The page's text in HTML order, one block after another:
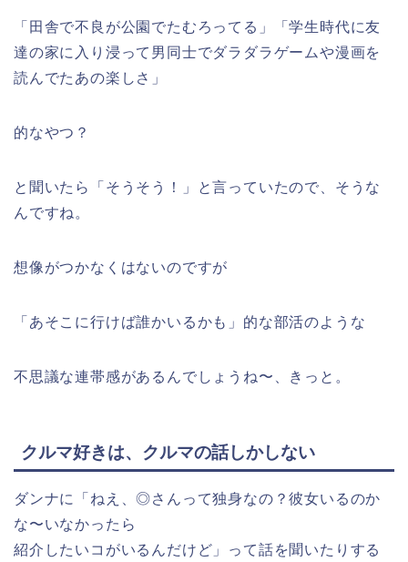
「田舎で不良が公園でたむろってる」「学生時代に友
達の家に入り浸って男同士でダラダラゲームや漫画を
読んでたあの楽しさ」
的なやつ？
と聞いたら「そうそう！」と言っていたので、そうな
んですね。
想像がつかなくはないのですが
「あそこに行けば誰かいるかも」的な部活のような
不思議な連帯感があるんでしょうね〜、きっと。
クルマ好きは、クルマの話しかしない
ダンナに「ねえ、◎さんって独身なの？彼女いるのか
な〜いなかったら
紹介したいコがいるんだけど」って話を聞いたりする